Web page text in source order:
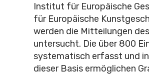
Institut für Europäische
für Europäische
werden die Mitteilungen
untersucht. Die über 800
systematisch erfasst und
dieser Basis ermöglichen